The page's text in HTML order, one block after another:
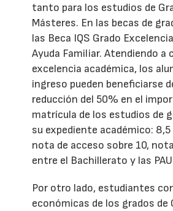
tanto para los estudios de
Másteres. En las becas de
las Beca IQS Grado
Ayuda Familiar. Atendiendo a
excelencia académica, los
ingreso pueden beneficiarse
reducción del 50% en el
matrícula de los estudios de
su expediente académico:
nota de acceso sobre 10,
entre el Bachillerato y las
Por otro lado, estudiantes
económicas de los grados de